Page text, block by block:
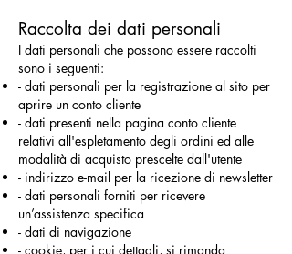
Raccolta dei dati personali
I dati personali che possono essere raccolti
sono i seguenti:
- dati personali per la registrazione al sito per
aprire un conto cliente
- dati presenti nella pagina conto cliente
relativi all'espletamento degli ordini ed alle
modalità di acquisto prescelte dall'utente
- indirizzo e-mail per la ricezione di newsletter
- dati personali forniti per ricevere
un’assistenza specifica
- dati di navigazione
- cookie, per i cui dettagli, si rimanda